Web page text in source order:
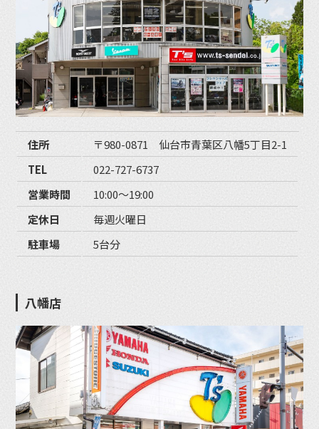
住所
〒980-0871 仙台市青葉区八幡5丁目2-1
TEL
022-727-6737
営業時間
10:00〜19:00
定休日
毎週火曜日
駐車場
5台分
八幡店